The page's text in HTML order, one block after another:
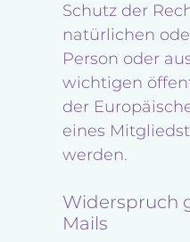
Schutz der
natürlichen
Person oder
wichtigen
der
eines
werden.
Widerspruch
Mails